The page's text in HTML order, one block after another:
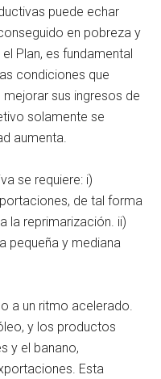
puede echar
en pobreza y
Plan, es fundamental
condiciones que
sus ingresos de
solamente se
aumenta.
se requiere: i)
de tal forma
la reprimarización. ii)
pequeña y mediana
a un ritmo acelerado.
y los productos
y el banano,
Esta